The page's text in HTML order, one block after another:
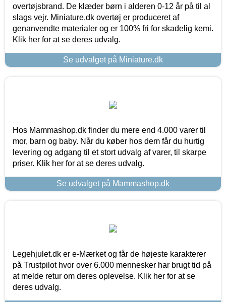
overtøjsbrand. De klæder børn i alderen 0-12 år på til al
slags vejr. Miniature.dk overtøj er produceret af
genanvendte materialer og er 100% fri for skadelig kemi.
Klik her for at se deres udvalg.
Se udvalget på Miniature.dk
Hos Mammashop.dk finder du mere end 4.000 varer til
mor, barn og baby. Når du køber hos dem får du hurtig
levering og adgang til et stort udvalg af varer, til skarpe
priser. Klik her for at se deres udvalg.
Se udvalget på Mammashop.dk
Legehjulet.dk er e-Mærket og får de højeste karakterer
på Trustpilot hvor over 6.000 mennesker har brugt tid på
at melde retur om deres oplevelse. Klik her for at se
deres udvalg.